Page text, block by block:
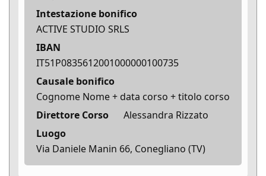
Intestazione bonifico
ACTIVE STUDIO SRLS
IBAN
IT51P0835612001000000100735
Causale bonifico
Cognome Nome + data corso + titolo corso
Direttore Corso
Alessandra Rizzato
Luogo
Via Daniele Manin 66, Conegliano (TV)